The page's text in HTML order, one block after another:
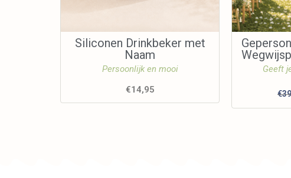
Siliconen Drinkbeker met
Naam
Persoonlijk en mooi
€14,95
Geeft
€